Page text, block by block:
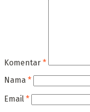
Komentar *
Nama *
Email *